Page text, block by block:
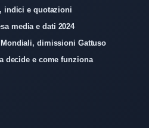
indici e quotazioni
media e dati 2024
dimissioni Gattuso
decide e come funziona